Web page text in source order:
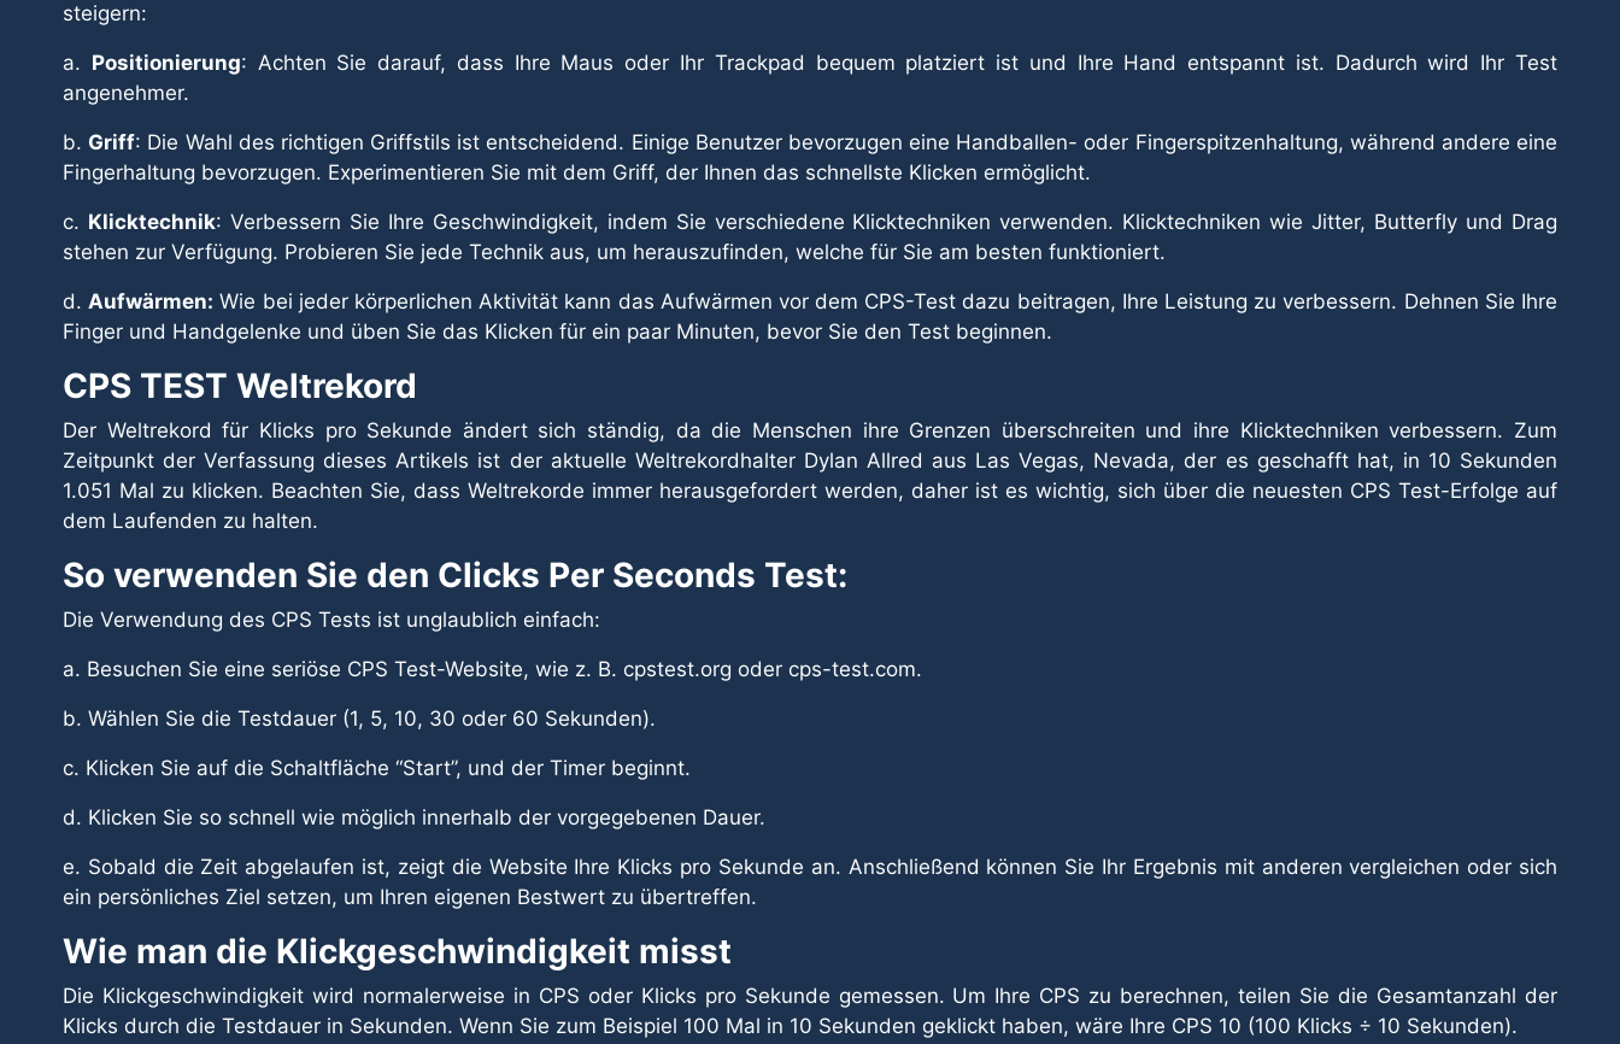
steigern:
a. Positionierung: Achten Sie darauf, dass Ihre Maus oder Ihr Trackpad bequem platziert ist und Ihre Hand entspannt ist. Dadurch wird Ihr Test
angenehmer.
b. Griff: Die Wahl des richtigen Griffstils ist entscheidend. Einige Benutzer bevorzugen eine Handballen- oder Fingerspitzenhaltung, während andere eine
Fingerhaltung bevorzugen. Experimentieren Sie mit dem Griff, der Ihnen das schnellste Klicken ermöglicht.
c. Klicktechnik: Verbessern Sie Ihre Geschwindigkeit, indem Sie verschiedene Klicktechniken verwenden. Klicktechniken wie Jitter, Butterfly und Drag
stehen zur Verfügung. Probieren Sie jede Technik aus, um herauszufinden, welche für Sie am besten funktioniert.
d.Aufwärmen: Wie bei jeder körperlichen Aktivität kann das Aufwärmen vor dem CPS-Test dazu beitragen, Ihre Leistung zu verbessern. Dehnen Sie Ihre
Finger und Handgelenke und üben Sie das Klicken für ein paar Minuten, bevor Sie den Test beginnen.
CPS TEST Weltrekord
Der Weltrekord für Klicks pro Sekunde ändert sich ständig, da die Menschen ihre Grenzen überschreiten und ihre Klicktechniken verbessern. Zum
Zeitpunkt der Verfassung dieses Artikels ist der aktuelle Weltrekordhalter Dylan Allred aus Las Vegas, Nevada, der es geschafft hat, in 10 Sekunden
1.051 Mal zu klicken. Beachten Sie, dass Weltrekorde immer herausgefordert werden, daher ist es wichtig, sich über die neuesten CPS Test-Erfolge auf
dem Laufenden zu halten.
So verwenden Sie den Clicks Per Seconds Test:
Die Verwendung des CPS Tests ist unglaublich einfach:
a. Besuchen Sie eine seriöse CPS Test-Website, wie z. B. cpstest.org oder cps-test.com.
b. Wählen Sie die Testdauer (1, 5, 10, 30 oder 60 Sekunden).
c. Klicken Sie auf die Schaltfläche “Start”, und der Timer beginnt.
d. Klicken Sie so schnell wie möglich innerhalb der vorgegebenen Dauer.
e. Sobald die Zeit abgelaufen ist, zeigt die Website Ihre Klicks pro Sekunde an. Anschließend können Sie Ihr Ergebnis mit anderen vergleichen oder sich
ein persönliches Ziel setzen, um Ihren eigenen Bestwert zu übertreffen.
Wie man die Klickgeschwindigkeit misst
Die Klickgeschwindigkeit wird normalerweise in CPS oder Klicks pro Sekunde gemessen. Um Ihre CPS zu berechnen, teilen Sie die Gesamtanzahl der
Klicks durch die Testdauer in Sekunden. Wenn Sie zum Beispiel 100 Mal in 10 Sekunden geklickt haben, wäre Ihre CPS 10 (100 Klicks ÷ 10 Sekunden).